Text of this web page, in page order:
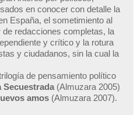
en conocer con detalle la
España, el sometimiento al
redacciones completas, la
y crítico y la rotura
y ciudadanos, sin la cual la
de pensamiento político
Secuestrada (Almuzara 2005)
amos (Almuzara 2007).